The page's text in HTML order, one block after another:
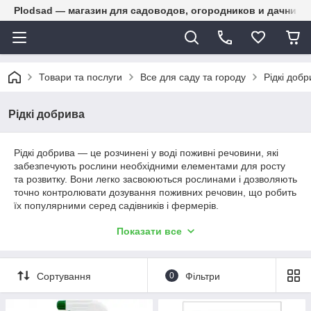
Plodsad — магазин для садоводов, огородников и
Товари та послуги Все для саду та городу Рідкі
Рідкі добрива
Рідкі добрива — це розчинені у воді поживні речовини, які
забезпечують рослини необхідними елементами для росту
та розвитку. Вони легко засвоюються рослинами і дозволяють
точно контролювати дозування поживних речовин, що робить
їх популярними серед садівників і фермерів.
речовин.
Можливість точного дозування і регулювання складу
Простота застосування через системи крапельного
Показати все
Сортування 0 Фільтри